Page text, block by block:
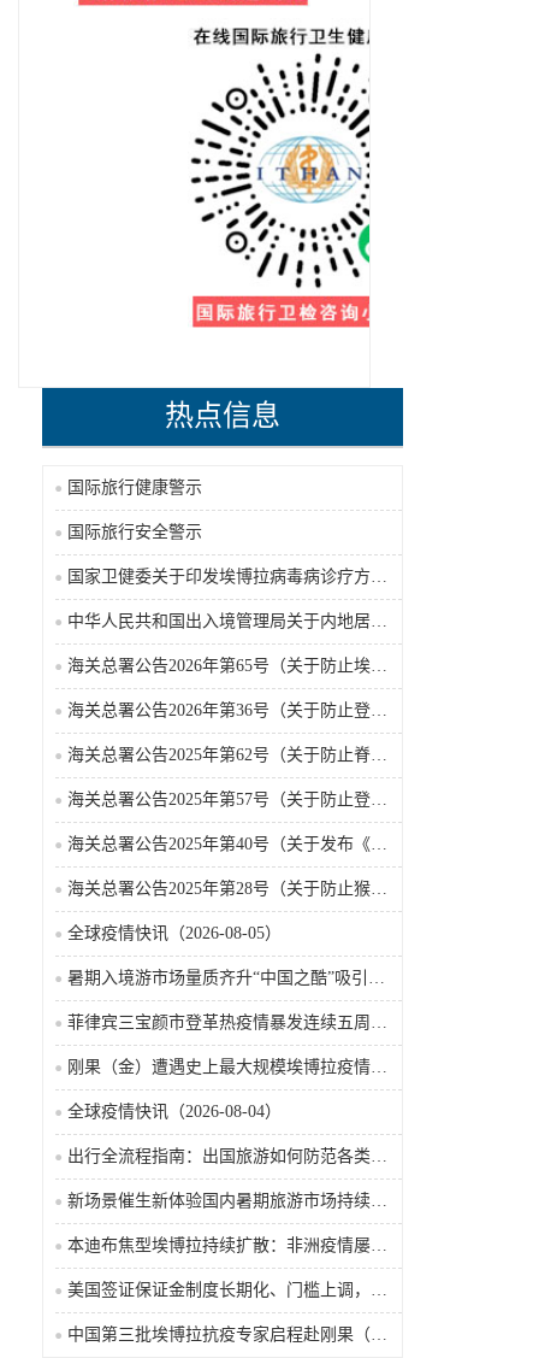
热点信息
国际旅行健康警示
国际旅行安全警示
国家卫健委关于印发埃博拉病毒病诊疗方案（2026年版）的通知
中华人民共和国出入境管理局关于内地居民前往港澳地区定居审批条件的公告（2026-06-30）
海关总署公告2026年第65号（关于防止埃博拉病毒病疫情传入我国的公告）（2026-05-18）
海关总署公告2026年第36号（关于防止登革热疫情传入我国的公告）
海关总署公告2025年第62号（关于防止脊髓灰质炎疫情传入我国的公告）
海关总署公告2025年第57号（关于防止登革热疫情传入我国的公告）
海关总署公告2025年第40号（关于发布《国境口岸传染病监测实施办法》的公告）
海关总署公告2025年第28号（关于防止猴痘疫情传入我国的公告）
全球疫情快讯（2026-08-05）
暑期入境游市场量质齐升“中国之酷”吸引全球游客
菲律宾三宝颜市登革热疫情暴发连续五周病例攀升致12人死亡
刚果（金）遭遇史上最大规模埃博拉疫情多款候选疫苗药物进入临床试验
全球疫情快讯（2026-08-04）
出行全流程指南：出国旅游如何防范各类传染病
新场景催生新体验国内暑期旅游市场持续升温
本迪布焦型埃博拉持续扩散：非洲疫情屡禁难止成因探析
美国签证保证金制度长期化、门槛上调，最高需缴纳2万美元
中国第三批埃博拉抗疫专家启程赴刚果（金）支援疫情防控